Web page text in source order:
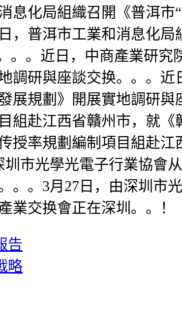
息化局組織召開《普洱市
，普洱市工業和消息化局
。。近日，中商產業研究
調研與座談交换。。。近
展規劃》開展實地調研與
組赴江西省贛州市，就《
率規劃編制項目組赴江
市光學光電子行業協會
。。3月27日，由深圳市
業交换會正在深圳。。！
告
略